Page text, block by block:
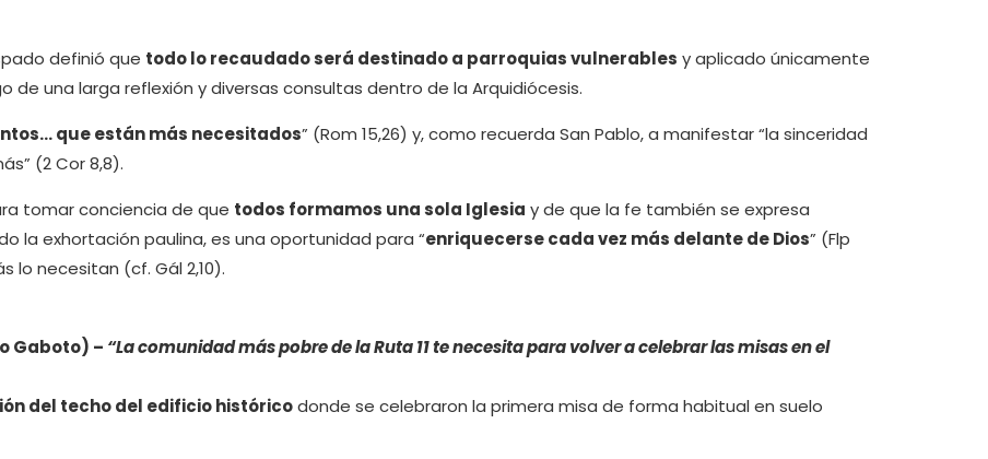
definió que todo lo recaudado será destinado a parroquias vulnerables y aplicado únicamente
de una larga reflexión y diversas consultas dentro de la Arquidiócesis.
que están más necesitados” (Rom 15,26) y, como recuerda San Pablo, a manifestar “la sinceridad
(2 Cor 8,8).
tomar conciencia de que todos formamos una sola Iglesia y de que la fe también se expresa
la exhortación paulina, es una oportunidad para “enriquecerse cada vez más delante de Dios” (Flp
lo necesitan (cf. Gál 2,10).
Gaboto) – “La comunidad más pobre de la Ruta 11 te necesita para volver a celebrar las misas en el
del techo del edificio históricodonde se celebraron la primera misa de forma habitual en suelo